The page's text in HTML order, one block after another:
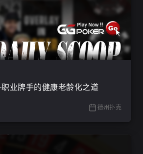
业牌手的健康老龄化之道
德州扑克